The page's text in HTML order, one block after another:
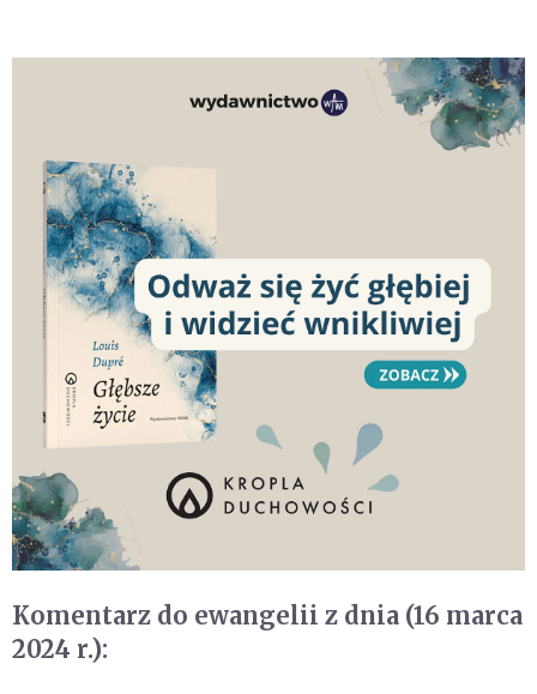
Komentarz do ewangelii z dnia (16 marca
2024 r.):